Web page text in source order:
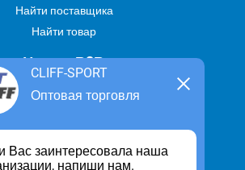
CLIFF-SPORT
Оптовая торговля
Вас заинтересовала наша
напиши нам.
Найти поставщика
Найти товар
Услуги В2В
Найти услугу
Предложить свою услугу
Дропшиппинг
Транспортные услуги